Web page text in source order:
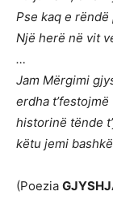
Pse kaq e
Një herë në vit
…
Jam Mërgimi
erdha
historinë tënde
këtu jemi
(Poezia